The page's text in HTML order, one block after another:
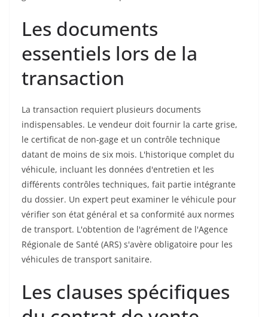
Les documents
essentiels lors de la
transaction
La transaction requiert plusieurs documents
indispensables. Le vendeur doit fournir la carte grise,
le certificat de non-gage et un contrôle technique
datant de moins de six mois. L'historique complet du
véhicule, incluant les données d'entretien et les
différents contrôles techniques, fait partie intégrante
du dossier. Un expert peut examiner le véhicule pour
vérifier son état général et sa conformité aux normes
de transport. L'obtention de l'agrément de l'Agence
Régionale de Santé (ARS) s'avère obligatoire pour les
véhicules de transport sanitaire.
Les clauses spécifiques